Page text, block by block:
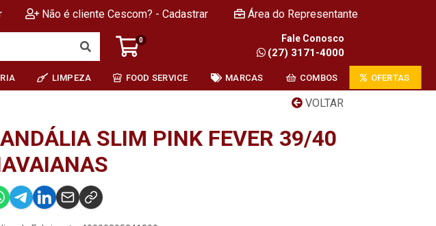
Não é cliente Cescom? - Cadastrar Área do Representante
0 Fale Conosco
(27) 3171-4000
LIMPEZA FOOD SERVICE MARCAS COMBOS OFERTAS
VOLTAR
SLIM PINK FEVER 39/40